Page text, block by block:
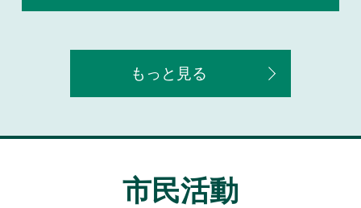
もっと見る
市民活動